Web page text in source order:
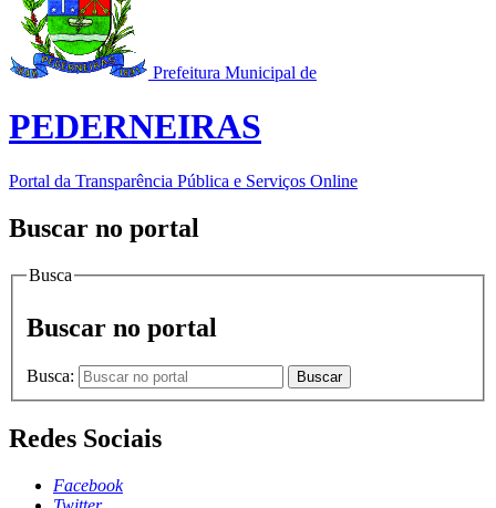
Prefeitura Municipal de
PEDERNEIRAS
Portal da Transparência Pública e Serviços Online
Buscar no portal
Busca
Buscar no portal
Busca: Buscar
Redes Sociais
Facebook